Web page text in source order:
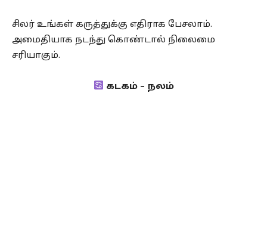
சிலர் உங்கள் கருத்துக்கு எதிராக பேசலாம்.
அமைதியாக நடந்து கொண்டால் நிலைமை
சரியாகும்.
கடகம் – நலம்